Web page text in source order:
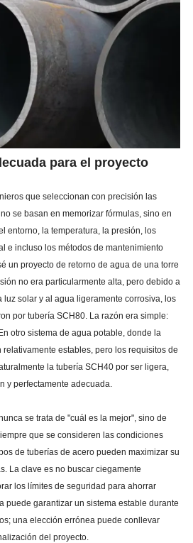
para el proyecto
que seleccionan con precisión las
se basan en memorizar fórmulas, sino en
entorno, la temperatura, la presión, los
e incluso los métodos de mantenimiento
un proyecto de retorno de agua de una torre
no era particularmente alta, pero debido a
luz solar y al agua ligeramente corrosiva, los
por tubería SCH80. La razón era simple:
otro sistema de agua potable, donde la
estables, pero los requisitos de
la tubería SCH40 por ser ligera,
y perfectamente adecuada.
se trata de "cuál es la mejor", sino de
que se consideren las condiciones
de tuberías de acero pueden maximizar su
La clave es no buscar ciegamente
los límites de seguridad para ahorrar
puede garantizar un sistema estable durante
una elección errónea puede conllevar
del proyecto.